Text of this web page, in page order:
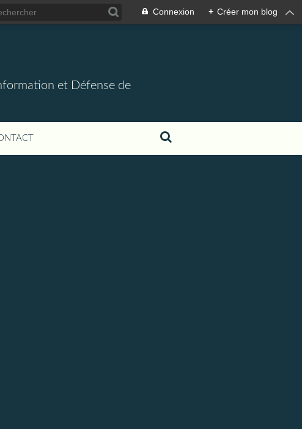
Connexion + Créer mon blog
et Défense de